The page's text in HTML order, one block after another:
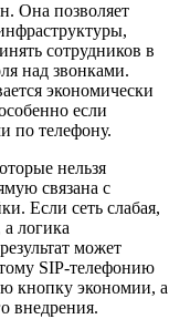
Она позволяет
сотрудников в
над звонками.
экономически
если
по телефону.
нельзя
связана с
Если сеть слабая,
логика
может
SIP-телефонию
кнопку экономии, а
внедрения.